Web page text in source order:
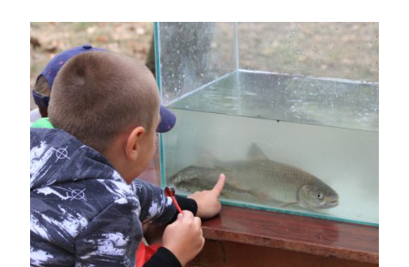
lesa
v